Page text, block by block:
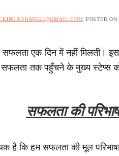
POSTED ON
एक दिन में नहीं मिलती।
सफलता तक पहुँचने के मुख्य स्टेप्स
सफलता की
कि हम सफलता की मूल